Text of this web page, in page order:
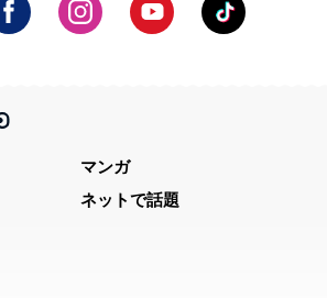
マンガ
ネットで話題